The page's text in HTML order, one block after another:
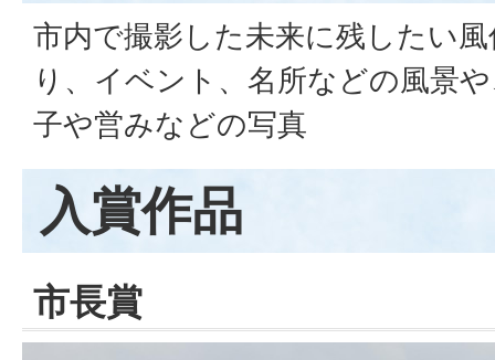
市内で撮影した未来に残したい
り、イベント、名所などの風景
子や営みなどの写真
入賞作品
市長賞